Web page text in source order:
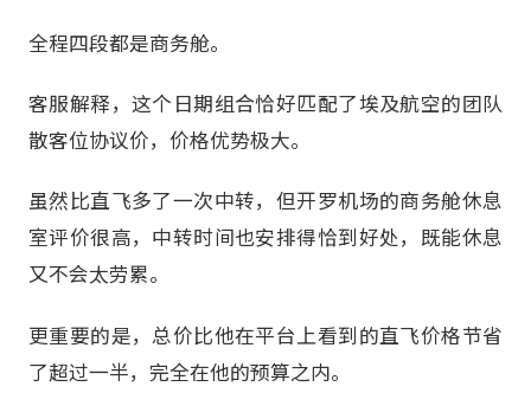
全程四段都是商务舱。
客服解释，这个日期组合恰好匹配了埃及航空的团队
散客位协议价，价格优势极大。
虽然比直飞多了一次中转，但开罗机场的商务舱休息
室评价很高，中转时间也安排得恰到好处，既能休息
又不会太劳累。
更重要的是，总价比他在平台上看到的直飞价格节省
了超过一半，完全在他的预算之内。